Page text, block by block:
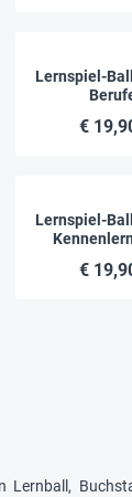
Lernspiel-
€
Lernspiel-
€